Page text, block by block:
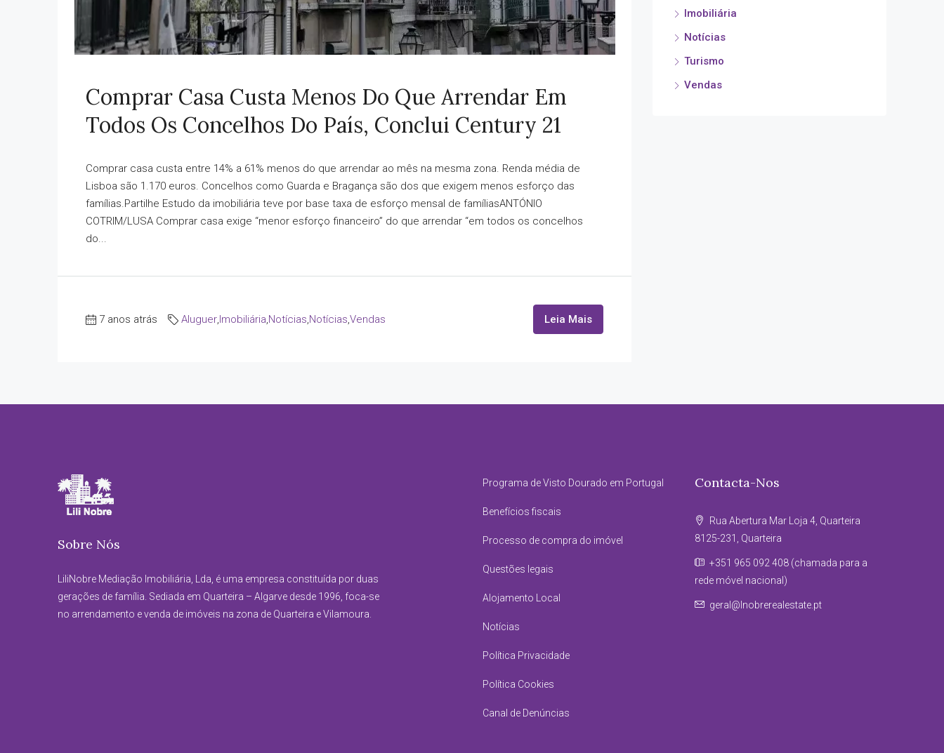
Comprar Casa Custa Menos Do Que Arrendar Em
Todos Os Concelhos Do País, Conclui Century 21
Comprar casa custa entre 14% a 61% menos do que arrendar ao mês na mesma zona. Renda média de
Lisboa são 1.170 euros. Concelhos como Guarda e Bragança são dos que exigem menos esforço das
famílias.Partilhe Estudo da imobiliária teve por base taxa de esforço mensal de famíliasANTÓNIO
COTRIM/LUSA Comprar casa exige “menor esforço financeiro” do que arrendar “em todos os concelhos
do...
7 anos atrás Aluguer Imobiliária Notícias Notícias Vendas Leia Mais
Imobiliária
Notícias
Turismo
Vendas
Sobre Nós
LiliNobre Mediação Imobiliária, Lda, é uma empresa constituída por duas
gerações de família. Sediada em Quarteira – Algarve desde 1996, foca-se
no arrendamento e venda de imóveis na zona de Quarteira e Vilamoura.
Programa de Visto Dourado em Portugal
Benefícios fiscais
Processo de compra do imóvel
Questões legais
Alojamento Local
Notícias
Política Privacidade
Política Cookies
Canal de Denúncias
Contacta-Nos
Rua Abertura Mar Loja 4, Quarteira
8125-231, Quarteira
+351 965 092 408 (chamada para a
rede móvel nacional)
geral@lnobrerealestate.pt